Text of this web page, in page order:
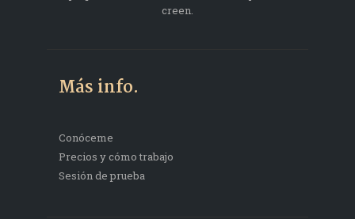
creen.
Más info.
Conóceme
Precios y cómo trabajo
Sesión de prueba